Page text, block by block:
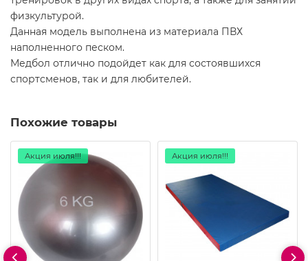
физкультурой.
Данная модель выполнена из материала ПВХ
наполненного песком.
Медбол отлично подойдет как для состоявшихся
спортсменов, так и для любителей.
Похожие товары
Акция июля!!! Акция июля!!!